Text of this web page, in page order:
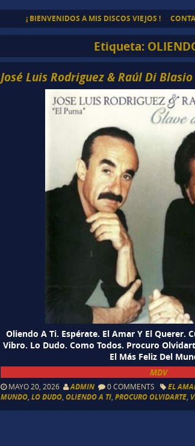
¡ BIENVENIDOS A MIS DISCOS VIEJOS !
Etiqueta:
José Luis Rodriguez & Raúl Di
Oliendo A Ti. Espérate. El Amar Y El Querer.
Vibro. Lo Dudo. Como Todos. Procuro
El Más Feliz Del
MDV
MAYO 20, 2026 ADMIN 0 COMMENTS EL
MUNDO,LO DUDO,OLIENDO A TI,PROCURO OLVIDARTE,